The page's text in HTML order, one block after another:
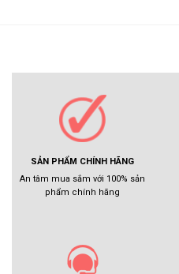
SẢN PHẨM CHÍNH HÃNG
An tâm mua sắm với 100% sản
phẩm chính hãng